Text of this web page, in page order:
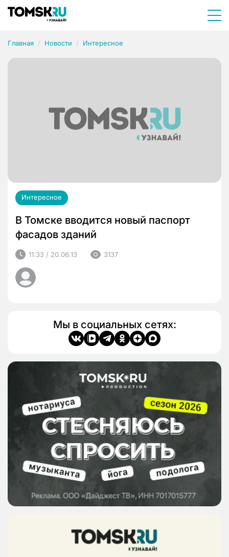
Главная Новости Интересное
Интересное
В Томске вводится новый паспорт
фасадов зданий
11:33 / 20.06.13 3137
Мы в социальных сетях: